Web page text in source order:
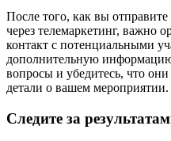
После того, как вы
через телемаркетинг, важно
контакт с потенциальными
дополнительную
вопросы и убедитесь, что
детали о вашем мероприятии.
Следите за